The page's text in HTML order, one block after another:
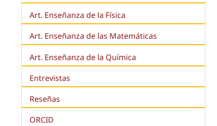
Art. Enseñanza de la Física
Art. Enseñanza de las Matemáticas
Art. Enseñanza de la Química
Entrevistas
Reseñas
ORCID